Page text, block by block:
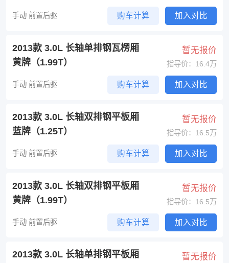
手动 前置后驱 购车计算 加入对比
2013款 3.0L 长轴单排钢瓦楞厢
黄牌（1.99T）
暂无报价
指导价：16.4万
手动 前置后驱 购车计算 加入对比
2013款 3.0L 长轴双排钢平板厢
蓝牌（1.25T）
暂无报价
指导价：16.5万
手动 前置后驱 购车计算 加入对比
2013款 3.0L 长轴双排钢平板厢
黄牌（1.99T）
暂无报价
指导价：16.5万
手动 前置后驱 购车计算 加入对比
2013款 3.0L 长轴单排钢平板厢
暂无报价